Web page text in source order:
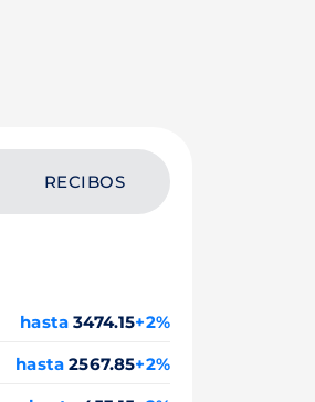
RECIBOS
hasta 3474.15+2%
hasta 2567.85+2%